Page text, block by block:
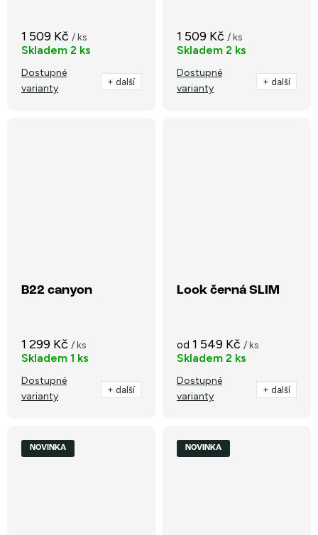
1 509 Kč / ks
Skladem 2 ks
Dostupné
varianty
+ další
1 509 Kč / ks
Skladem 2 ks
Dostupné
varianty
+ další
B22 canyon
1 299 Kč / ks
Skladem 1 ks
Dostupné
varianty
+ další
Look černá SLIM
od 1 549 Kč / ks
Skladem 2 ks
Dostupné
varianty
+ další
NOVINKA NOVINKA